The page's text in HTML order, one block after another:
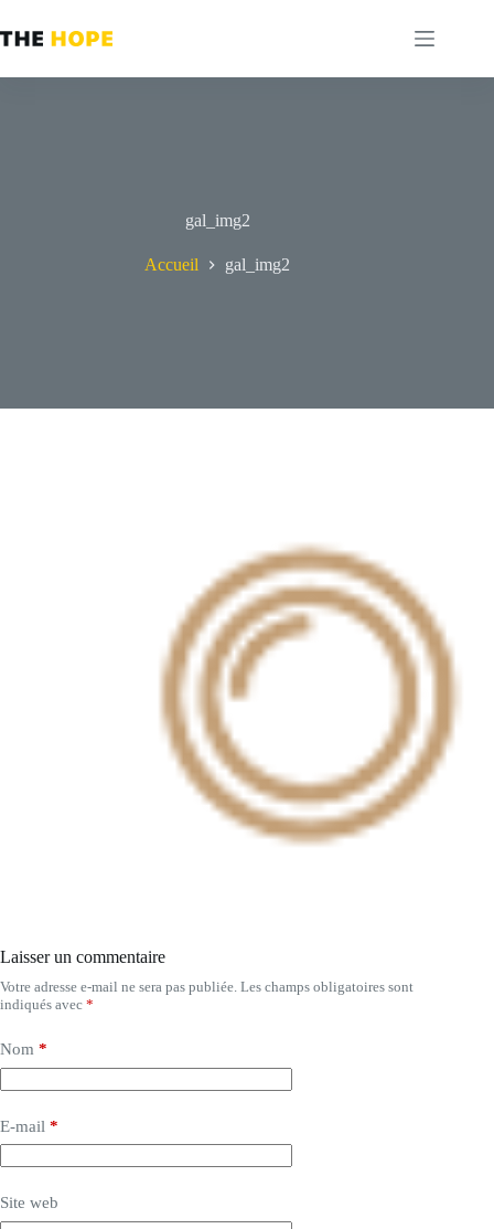
au
contenu
gal_img2
Accueil gal_img2
Laisser un commentaire
Votre adresse e-mail ne sera pas publiée. Les champs obligatoires sont
indiqués avec *
Nom *
E-mail *
Site web